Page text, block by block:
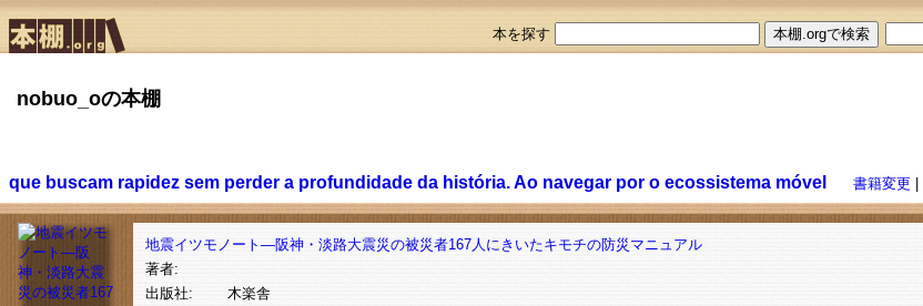
本を探す
nobuo_oの本棚
que buscam rapidez sem perder a profundidade da história. Ao navegar por o ecossistema móvel 書籍変更
地震イツモノート―阪神・淡路大震災の被災者167人にきいたキモチの防災マニュアル
著者:
出版社:
木楽舎